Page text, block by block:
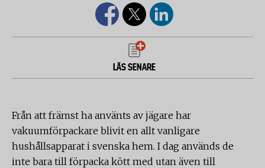
LÄS SENARE
Från att främst ha använts av jägare har
vakuumförpackare blivit en allt vanligare
hushållsapparat i svenska hem. I dag används de
inte bara till förpacka kött med utan även till